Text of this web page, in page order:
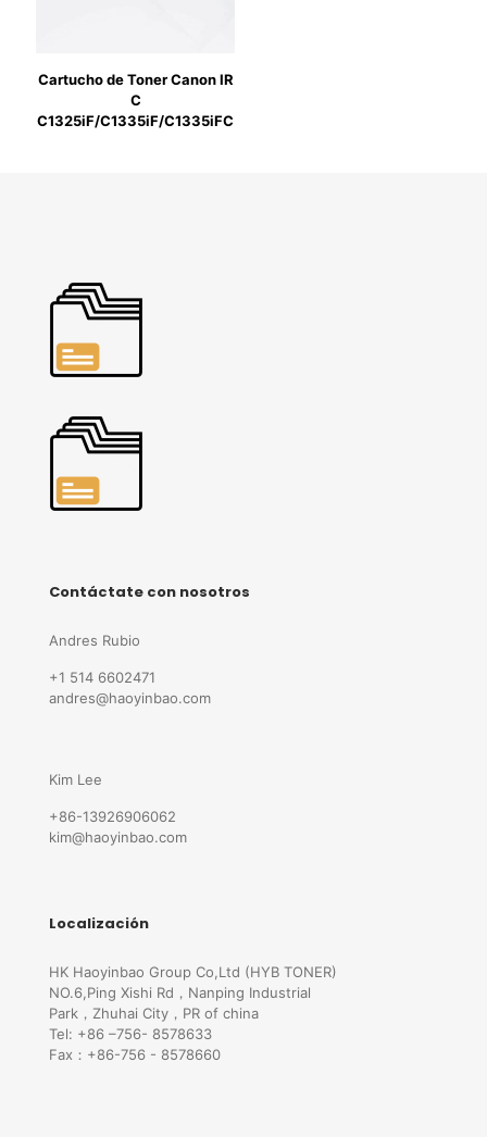
Cartucho de Toner Canon IR
C
C1325iF/C1335iF/C1335iFC
Contáctate con nosotros
Andres Rubio
+1 514 6602471
andres@haoyinbao.com
Kim Lee
+86-13926906062
kim@haoyinbao.com
Localización
HK Haoyinbao Group Co,Ltd (HYB TONER)
NO.6,Ping Xishi Rd，Nanping Industrial
Park，Zhuhai City，PR of china
Tel: +86 –756- 8578633
Fax：+86-756 - 8578660